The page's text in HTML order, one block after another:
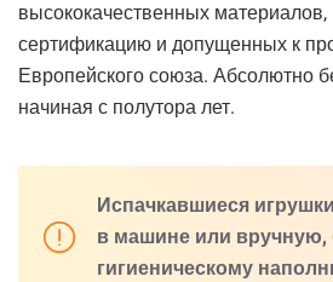
высококачественных
сертификацию и допущенных к
Европейского союза. Абсолютно
начиная с полутора лет.
Испачкавшиеся
в машине или вручную,
гигиеническому